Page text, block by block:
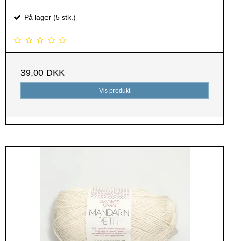
På lager (5 stk.)
39,00 DKK
Vis produkt